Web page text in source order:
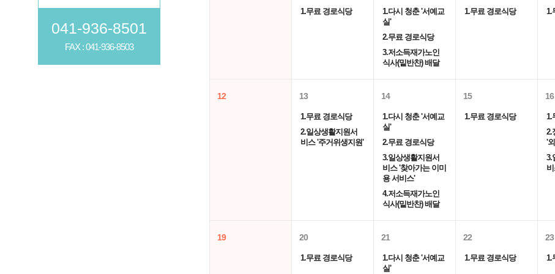
041-936-8501
FAX : 041-936-8503
1.무료 경로식당
1.다시 청춘 '서예교
실'
2.무료 경로식당
3.저소득재가노인
식사(밑반찬) 배달
1.무료 경로식당 1.
12 13
1.무료 경로식당
2.일상생활지원서
비스 '주거위생지원'
14
1.다시 청춘 '서예교
실'
2.무료 경로식당
3.일상생활지원서
비스 '찾아가는 이미
용 서비스'
4.저소득재가노인
식사(밑반찬) 배달
15
1.무료 경로식당
16
1.
2.
'
3.
19 20
1.무료 경로식당
21
1.다시 청춘 '서예교
실'
22
1.무료 경로식당
23
1.